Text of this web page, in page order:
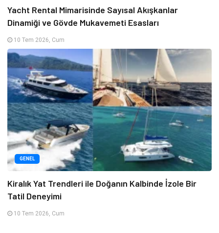
Yacht Rental Mimarisinde Sayısal Akışkanlar
Dinamiği ve Gövde Mukavemeti Esasları
10 Tem 2026, Cum
GENEL
Kiralık Yat Trendleri ile Doğanın Kalbinde İzole Bir
Tatil Deneyimi
10 Tem 2026, Cum